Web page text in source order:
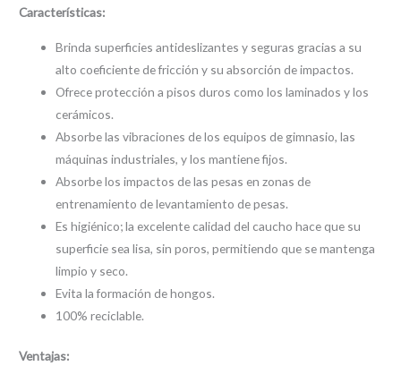
Características:
Brinda superficies antideslizantes y seguras gracias a su
alto coeficiente de fricción y su absorción de impactos.
Ofrece protección a pisos duros como los laminados y los
cerámicos.
Absorbe las vibraciones de los equipos de gimnasio, las
máquinas industriales, y los mantiene fijos.
Absorbe los impactos de las pesas en zonas de
entrenamiento de levantamiento de pesas.
Es higiénico; la excelente calidad del caucho hace que su
superficie sea lisa, sin poros, permitiendo que se mantenga
limpio y seco.
Evita la formación de hongos.
100% reciclable.
Ventajas: